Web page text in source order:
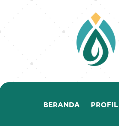
BERANDA PROFIL